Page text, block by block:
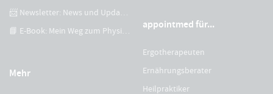
📨 Newsletter: News und Updates
📘 E-Book: Mein Weg zum Physiotherapeuten
Mehr
appointmed für...
Ergotherapeuten
Ernährungsberater
Heilpraktiker